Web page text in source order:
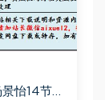
怡14节体